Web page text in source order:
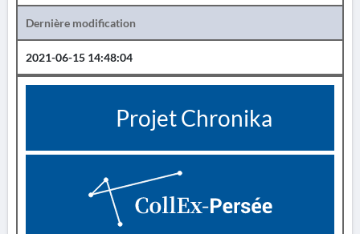
Dernière modification
2021-06-15 14:48:04
Projet Chronika